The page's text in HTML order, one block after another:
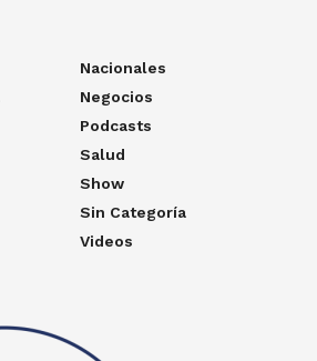
Nacionales
Negocios
Podcasts
Salud
Show
Sin Categoría
Videos